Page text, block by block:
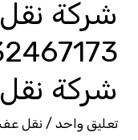
شركة
شركة
تعليق واحد / نقل
نقل
اثاث
مكة